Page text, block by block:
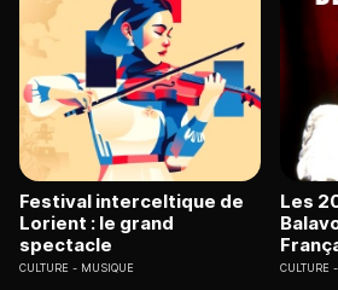
Festival interceltique de
Lorient : le grand
spectacle
CULTURE MUSIQUE
Les
CULTURE